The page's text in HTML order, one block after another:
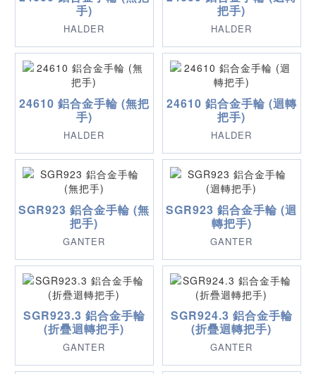
手)
HALDER
把手)
HALDER
24610 鋁合金手輪 (無把
手)
HALDER
24610 鋁合金手輪 (迴轉
把手)
HALDER
SGR923 鋁合金手輪 (無
把手)
GANTER
SGR923 鋁合金手輪 (迴
轉把手)
GANTER
SGR923.3 鋁合金手輪
(折疊迴轉把手)
GANTER
SGR924.3 鋁合金手輪
(折疊迴轉把手)
GANTER